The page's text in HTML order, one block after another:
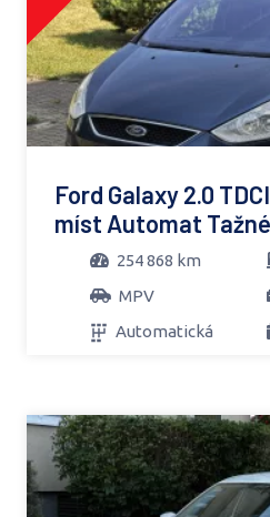
Ford Galaxy 2.0
míst Automat
254 868 km
MPV
Automatická